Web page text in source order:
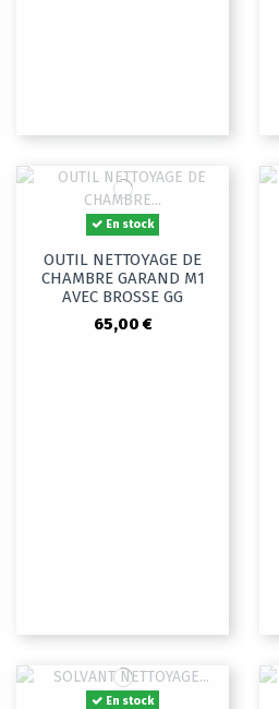
En stock
OUTIL NETTOYAGE DE
CHAMBRE GARAND M1
AVEC BROSSE GG
65,00 €
En stock